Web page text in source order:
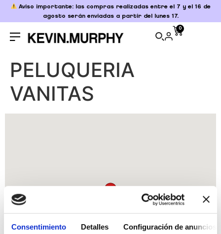
Consentimiento Detalles Configuración de anuncios
Aviso importante: las compras realizadas entre el 7 y el 16 de
agosto serán enviadas a partir del lunes 17.
0
PELUQUERIA
VANITAS